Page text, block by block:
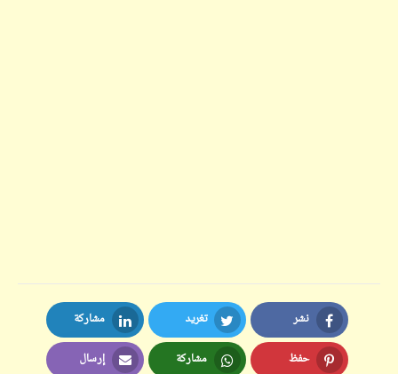
نشر
Facebook
تغريد
Twitter
مشاركة
LinkedIn
حفظ مشاركة إرسال